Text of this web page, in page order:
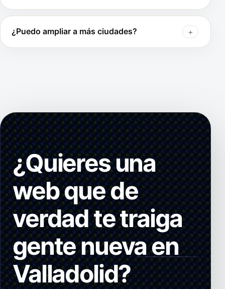
¿Puedo ampliar a más ciudades?
¿Quieres una
web que de
verdad te traiga
gente nueva en
Valladolid?